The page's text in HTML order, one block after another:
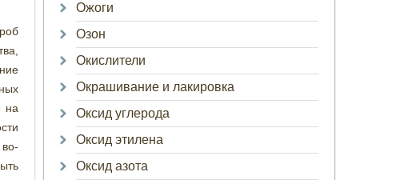
на
Ожоги
Озон
Окислители
Окрашивание и лакировка
Оксид углерода
Оксид этилена
Оксид азота